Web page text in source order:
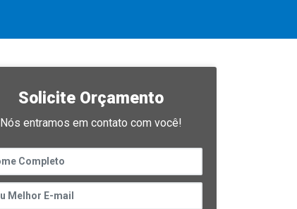
Solicite Orçamento
Nós entramos em contato com você!